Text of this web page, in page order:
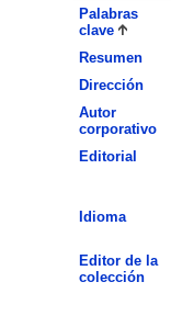
Palabras
clave
Resumen
Dirección
Autor
corporativo
Editorial
Idioma
Editor de la
colección